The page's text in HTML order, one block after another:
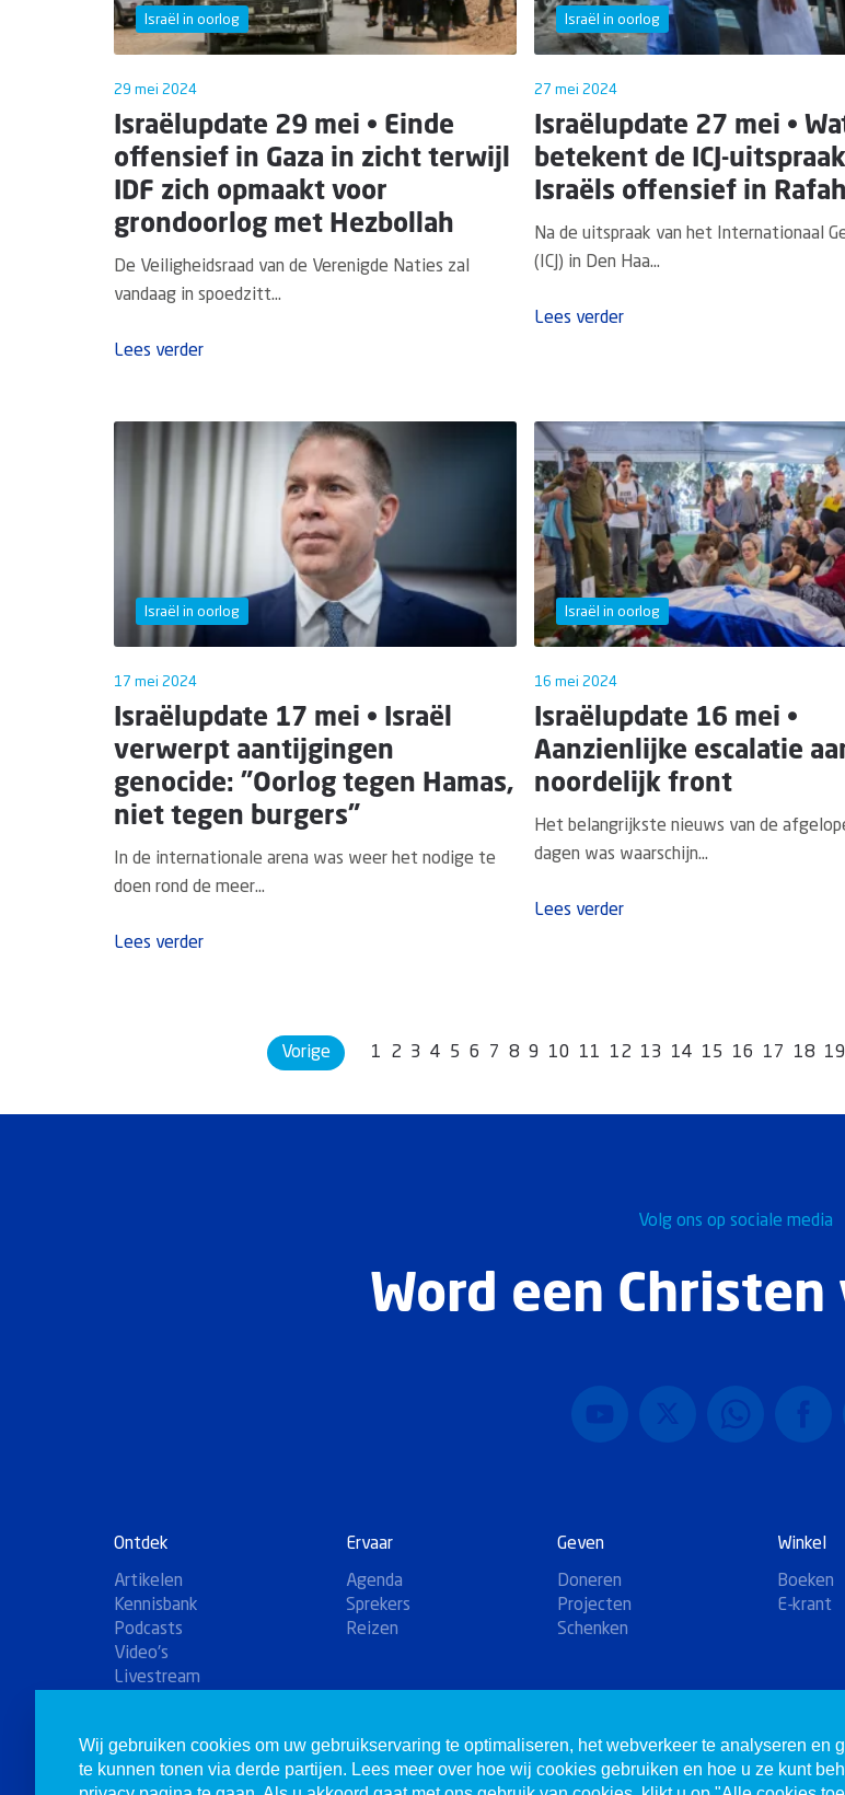
Israël in oorlog
29 mei 2024
Israëlupdate 29 mei • Einde
offensief in Gaza in zicht terwijl
IDF zich opmaakt voor
grondoorlog met Hezbollah
De Veiligheidsraad van de Verenigde Naties zal
vandaag in spoedzitt...
Lees verder
Israël in oorlog
27 mei 2024
Israëlupdate 27 mei •
betekent de ICJ-
Israëls offensief in
Na de uitspraak van het Internationaal
(ICJ) in Den Haa...
Lees verder
Israël in oorlog
17 mei 2024
Israëlupdate 17 mei • Israël
verwerpt aantijgingen
genocide: "Oorlog tegen Hamas,
niet tegen burgers"
In de internationale arena was weer het nodige te
doen rond de meer...
Lees verder
Israël in oorlog
16 mei 2024
Israëlupdate 16 mei •
Aanzienlijke escalatie
noordelijk front
Het belangrijkste nieuws van de
dagen was waarschijn...
Lees verder
Vorige 1 2 3 4 5 6 7 8 9 10 11 12 13 14 15 16 17 18 19
Volg ons op sociale media
Word een Christen
Ontdek
Artikelen
Kennisbank
Podcasts
Video's
Livestream
Ervaar
Agenda
Sprekers
Reizen
Geven
Doneren
Projecten
Schenken
Winkel
Boeken
E-krant
Wij gebruiken cookies om uw gebruikservaring te optimaliseren, het webverkeer te analyseren en
te kunnen tonen via derde partijen. Lees meer over hoe wij cookies gebruiken en hoe u ze kunt